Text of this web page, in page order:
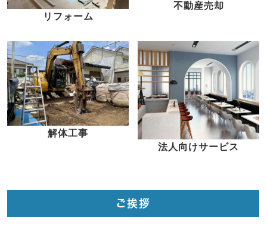
リフォーム
不動産売却
解体工事
法人向けサービス
ご挨拶